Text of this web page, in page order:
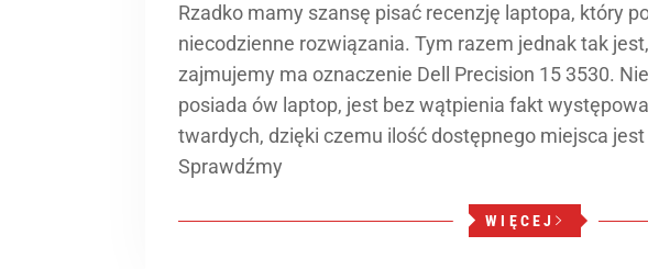
Rzadko mamy szansę pisać recenzję laptopa, który
niecodzienne rozwiązania. Tym razem jednak tak
zajmujemy ma oznaczenie Dell Precision 15 3530.
posiada ów laptop, jest bez wątpienia fakt
twardych, dzięki czemu ilość dostępnego miejsca
Sprawdźmy
WIĘCEJ